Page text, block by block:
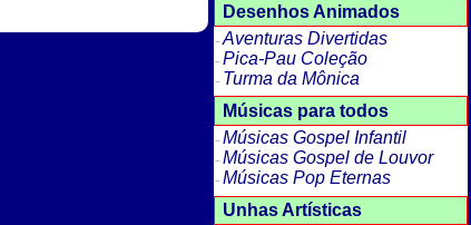
Desenhos Animados
Aventuras Divertidas
Pica-Pau Coleção
Turma da Mônica
Músicas para todos
Músicas Gospel Infantil
Músicas Gospel de Louvor
Músicas Pop Eternas
Unhas Artísticas